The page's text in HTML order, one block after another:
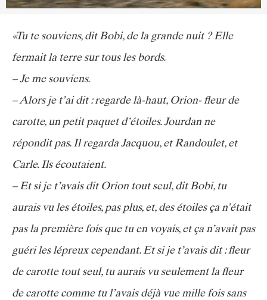
«Tu te souviens, dit Bobi, de la grande nuit ? Elle
fermait la terre sur tous les bords.
– Je me souviens.
– Alors je t’ai dit : regarde là-haut, Orion- fleur de
carotte, un petit paquet d’étoiles. Jourdan ne
répondit pas. Il regarda Jacquou, et Randoulet, et
Carle. Ils écoutaient.
– Et si je t’avais dit Orion tout seul, dit Bobi, tu
aurais vu les étoiles, pas plus, et, des étoiles ça n’était
pas la première fois que tu en voyais, et ça n’avait pas
guéri les lépreux cependant. Et si je t’avais dit : fleur
de carotte tout seul, tu aurais vu seulement la fleur
de carotte comme tu l’avais déjà vue mille fois sans